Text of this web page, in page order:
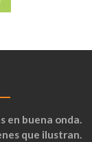
en buena onda.
que ilustran.